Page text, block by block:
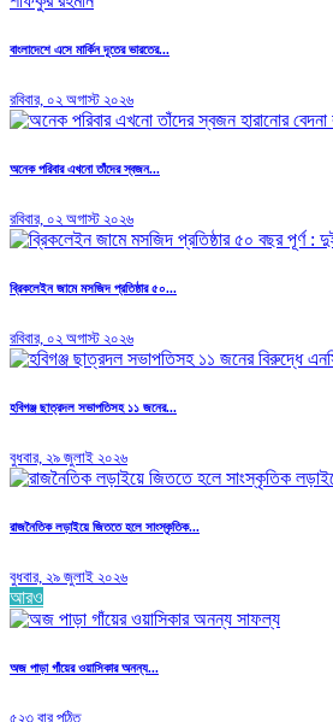
বাংলাদেশে এসে মার্কিন দূতের ভারতের...
রবিবার, ০২ অগাস্ট ২০২৬
অনেক পরিবার এখনো তাঁদের স্বজন...
রবিবার, ০২ অগাস্ট ২০২৬
ব্রিকলেইন জামে মসজিদ প্রতিষ্ঠার ৫০...
রবিবার, ০২ অগাস্ট ২০২৬
হবিগঞ্জ ছাত্রদল সভাপতিসহ ১১ জনের...
বুধবার, ২৯ জুলাই ২০২৬
রাজনৈতিক লড়াইয়ে জিততে হলে সাংস্কৃতিক...
বুধবার, ২৯ জুলাই ২০২৬
আরও
অজ পাড়া গাঁয়ের ওয়াসিকার অনন্য...
৫২৩ বার পঠিত